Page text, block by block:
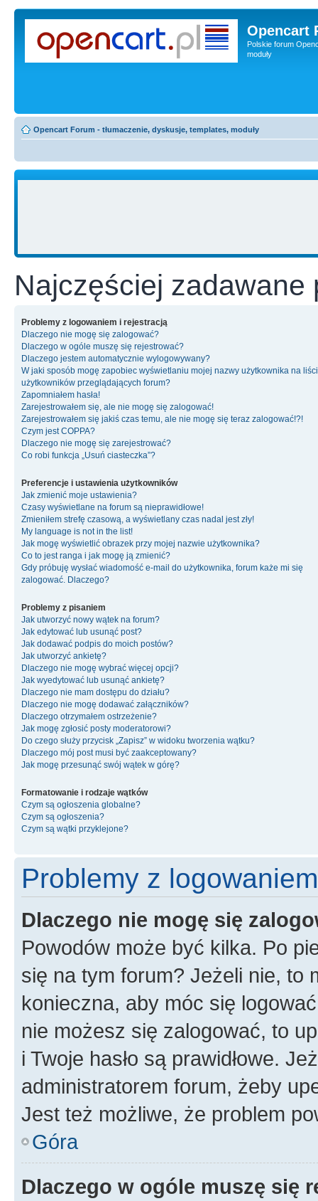
Opencart
Polskie forum
moduły
Opencart Forum - tłumaczenie, dyskusje, templates, moduły
Najczęściej zadawane
Problemy z logowaniem i rejestracją
Dlaczego nie mogę się zalogować?
Dlaczego w ogóle muszę się rejestrować?
Dlaczego jestem automatycznie wylogowywany?
W jaki sposób mogę zapobiec wyświetlaniu mojej nazwy użytkownika na
użytkowników przeglądających forum?
Zapomniałem hasła!
Zarejestrowałem się, ale nie mogę się zalogować!
Zarejestrowałem się jakiś czas temu, ale nie mogę się teraz zalogować!?!
Czym jest COPPA?
Dlaczego nie mogę się zarejestrować?
Co robi funkcja „Usuń ciasteczka”?
Preferencje i ustawienia użytkowników
Jak zmienić moje ustawienia?
Czasy wyświetlane na forum są nieprawidłowe!
Zmieniłem strefę czasową, a wyświetlany czas nadal jest zły!
My language is not in the list!
Jak mogę wyświetlić obrazek przy mojej nazwie użytkownika?
Co to jest ranga i jak mogę ją zmienić?
Gdy próbuję wysłać wiadomość e-mail do użytkownika, forum każe mi się
zalogować. Dlaczego?
Problemy z pisaniem
Jak utworzyć nowy wątek na forum?
Jak edytować lub usunąć post?
Jak dodawać podpis do moich postów?
Jak utworzyć ankietę?
Dlaczego nie mogę wybrać więcej opcji?
Jak wyedytować lub usunąć ankietę?
Dlaczego nie mam dostępu do działu?
Dlaczego nie mogę dodawać załączników?
Dlaczego otrzymałem ostrzeżenie?
Jak mogę zgłosić posty moderatorowi?
Do czego służy przycisk „Zapisz” w widoku tworzenia wątku?
Dlaczego mój post musi być zaakceptowany?
Jak mogę przesunąć swój wątek w górę?
Formatowanie i rodzaje wątków
Czym są ogłoszenia globalne?
Czym są ogłoszenia?
Czym są wątki przyklejone?
Problemy z
Dlaczego nie mogę się
Powodów może być kilka. Po
się na tym forum? Jeżeli nie, to
konieczna, aby móc się
nie możesz się zalogować, to
i Twoje hasło są prawidłowe.
administratorem forum, żeby
Jest też możliwe, że problem
Góra
Dlaczego w ogóle muszę się